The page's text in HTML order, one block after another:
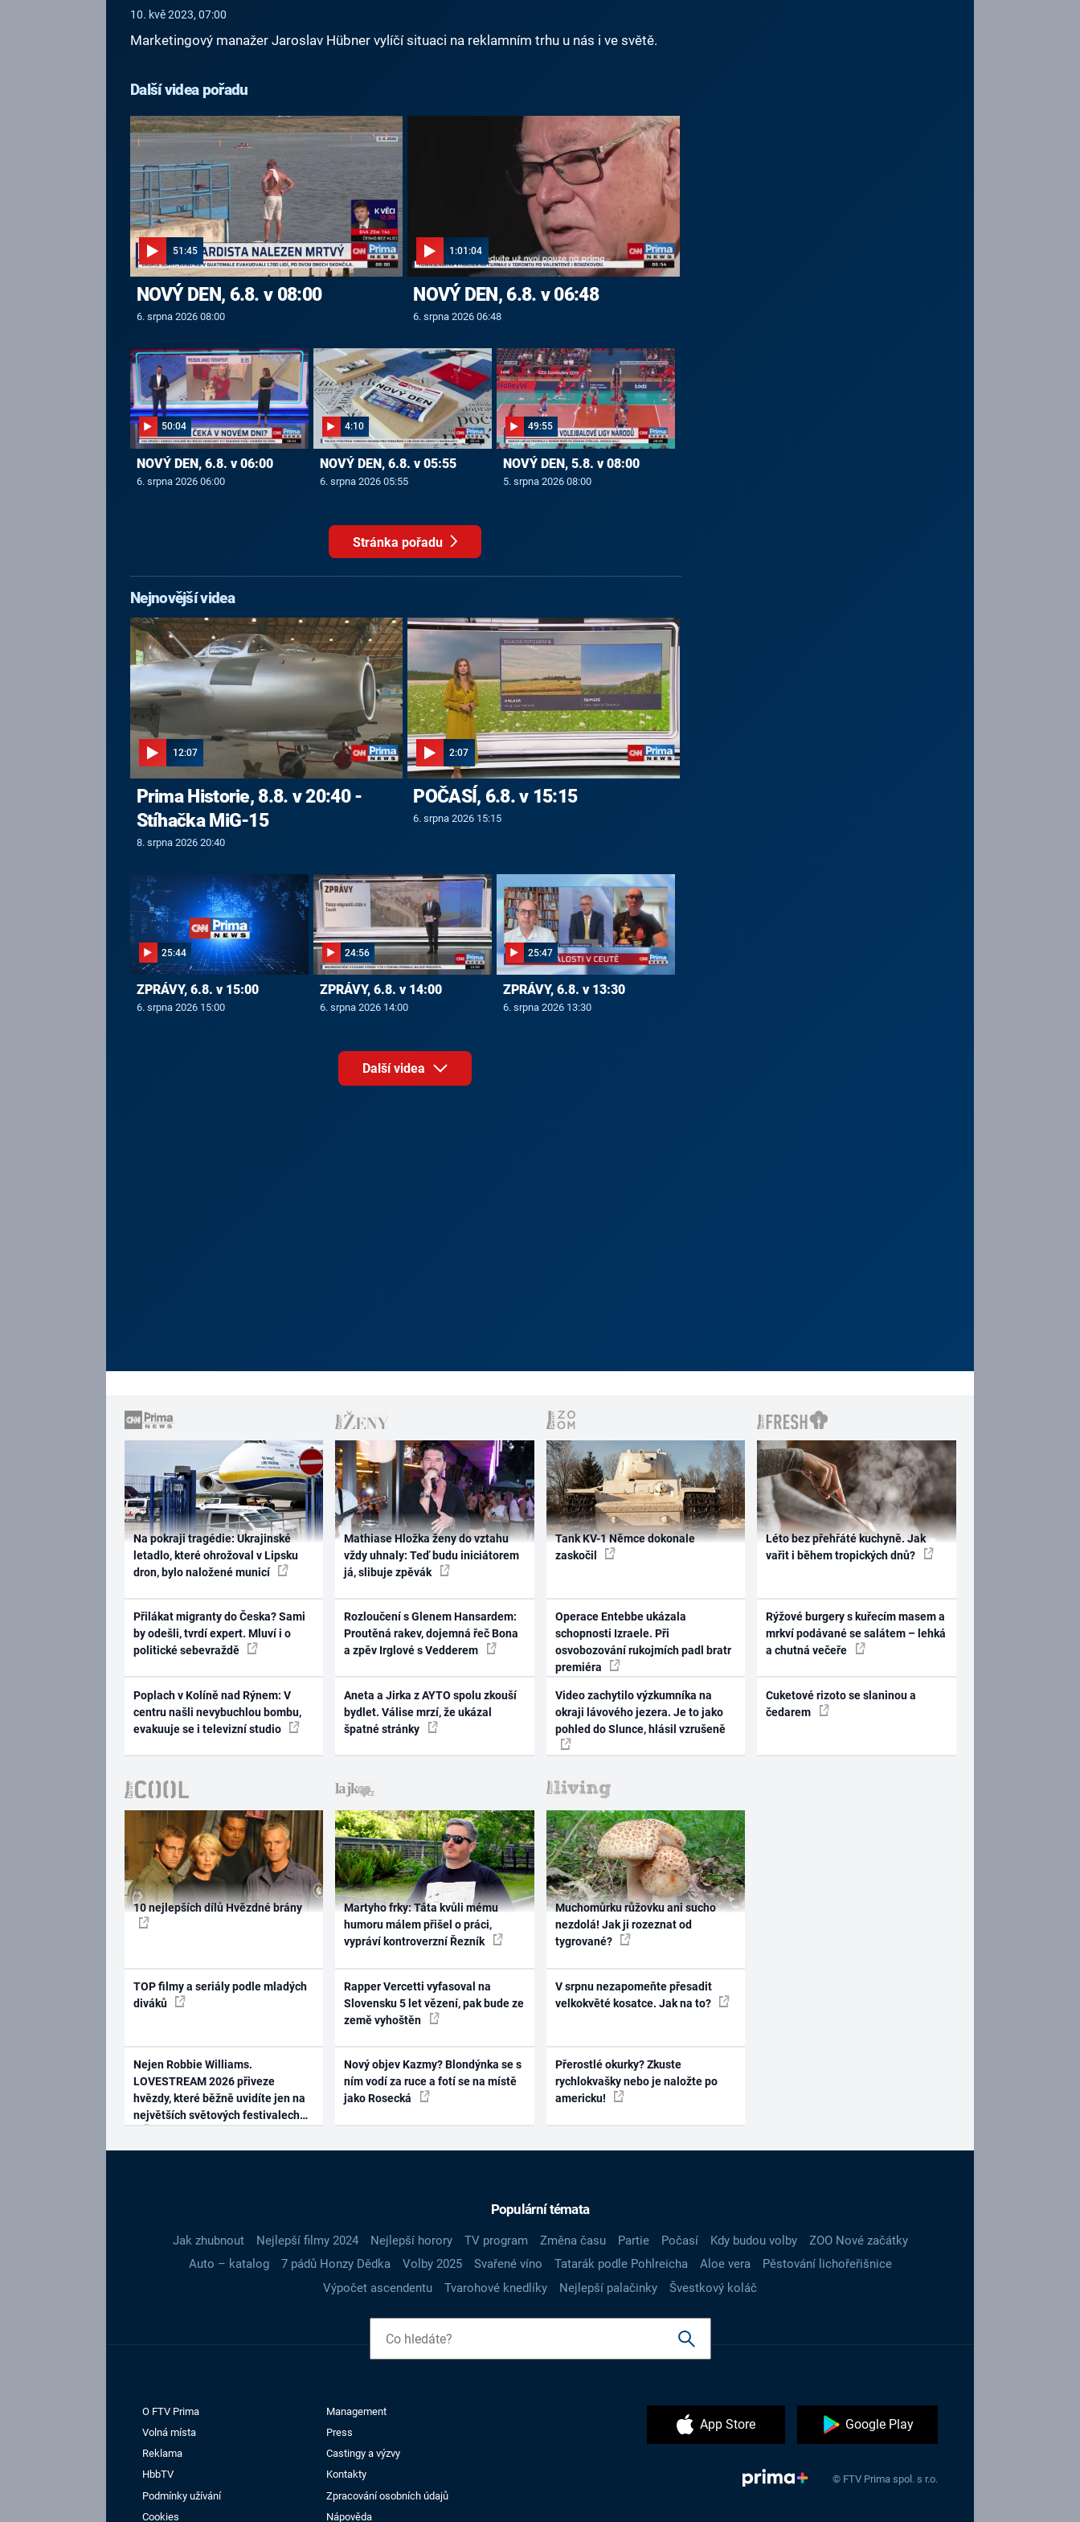
10. kvě 2023, 07:00
Marketingový manažer Jaroslav Hübner vylíčí situaci na reklamním trhu u nás i ve světě.
Další videa pořadu
51:45
NOVÝ DEN, 6.8. v 08:00
6. srpna 2026 08:00
1:01:04
NOVÝ DEN, 6.8. v 06:48
6. srpna 2026 06:48
50:04
NOVÝ DEN, 6.8. v 06:00
6. srpna 2026 06:00
4:10
NOVÝ DEN, 6.8. v 05:55
6. srpna 2026 05:55
49:55
NOVÝ DEN, 5.8. v 08:00
5. srpna 2026 08:00
Stránka pořadu
Nejnovější videa
12:07
Prima Historie, 8.8. v 20:40 -
Stíhačka MiG-15
8. srpna 2026 20:40
2:07
POČASÍ, 6.8. v 15:15
6. srpna 2026 15:15
25:44
ZPRÁVY, 6.8. v 15:00
6. srpna 2026 15:00
24:56
ZPRÁVY, 6.8. v 14:00
6. srpna 2026 14:00
25:47
ZPRÁVY, 6.8. v 13:30
6. srpna 2026 13:30
Další videa
Na pokraji tragédie: Ukrajinské
letadlo, které ohrožoval v Lipsku
dron, bylo naložené municí
Přilákat migranty do Česka? Sami
by odešli, tvrdí expert. Mluví i o
politické sebevraždě
Poplach v Kolíně nad Rýnem: V
centru našli nevybuchlou bombu,
evakuuje se i televizní studio
Mathiase Hložka ženy do vztahu
vždy uhnaly: Teď budu iniciátorem
já, slibuje zpěvák
Rozloučení s Glenem Hansardem:
Proutěná rakev, dojemná řeč Bona
a zpěv Irglové s Vedderem
Aneta a Jirka z AYTO spolu zkouší
bydlet. Válise mrzí, že ukázal
špatné stránky
Tank KV-1 Němce dokonale
zaskočil
Operace Entebbe ukázala
schopnosti Izraele. Při
osvobozování rukojmích padl bratr
premiéra
Video zachytilo výzkumníka na
okraji lávového jezera. Je to jako
pohled do Slunce, hlásil vzrušeně
Léto bez přehřáté kuchyně. Jak
vařit i během tropických dnů?
Rýžové burgery s kuřecím masem a
mrkví podávané se salátem – lehká
a chutná večeře
Cuketové rizoto se slaninou a
čedarem
10 nejlepších dílů Hvězdné brány
TOP filmy a seriály podle mladých
diváků
Nejen Robbie Williams.
LOVESTREAM 2026 přiveze
hvězdy, které běžně uvidíte jen na
největších světových festivalech
Martyho frky: Táta kvůli mému
humoru málem přišel o práci,
vypráví kontroverzní Řezník
Rapper Vercetti vyfasoval na
Slovensku 5 let vězení, pak bude ze
země vyhoštěn
Nový objev Kazmy? Blondýnka se s
ním vodí za ruce a fotí se na místě
jako Rosecká
Muchomůrku růžovku ani sucho
nezdolá! Jak ji rozeznat od
tygrované?
V srpnu nezapomeňte přesadit
velkokvěté kosatce. Jak na to?
Přerostlé okurky? Zkuste
rychlokvašky nebo je naložte po
americku!
Populární témata
Jak zhubnout Nejlepší filmy 2024 Nejlepší horory TV program Změna času Partie Počasí Kdy budou volby
ZOO Nové začátky
Auto – katalog
7 pádů Honzy Dědka Volby 2025 Svařené víno Tatarák podle Pohlreicha Aloe vera
Pěstování lichořeřišnice
Výpočet ascendentu
Tvarohové knedlíky Nejlepší palačinky Švestkový koláč
O FTV Prima
Management
Volná místa
Press
Reklama
Castingy a výzvy
HbbTV
Kontakty
Podmínky užívání
Zpracování osobních údajů
Cookies
Nápověda
App Store Google Play
© FTV Prima spol. s r.o.